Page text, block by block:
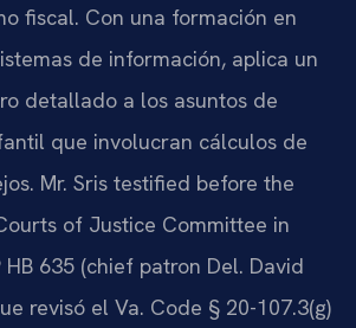
fiscal. Con una formación en
de información, aplica un
detallado a los asuntos de
que involucran cálculos de
Mr. Sris testified before the
of Justice Committee in
635 (chief patron Del. David
revisó el Va. Code § 20-107.3(g)